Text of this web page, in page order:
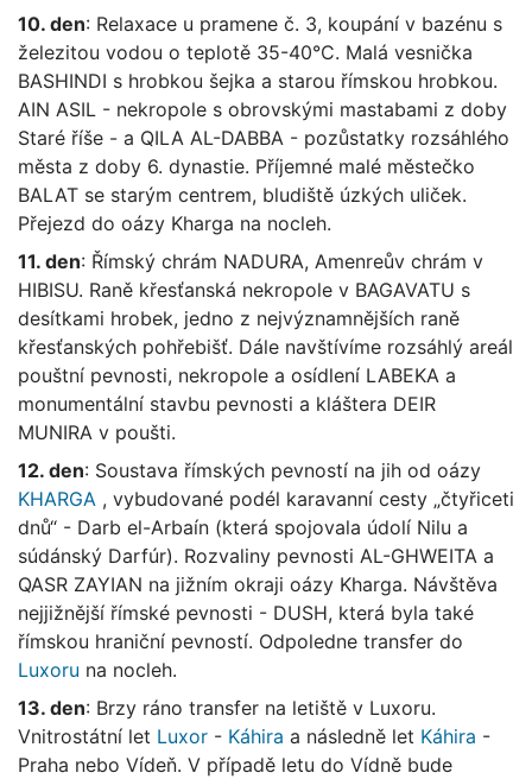
10. den: Relaxace u pramene č. 3, koupání v bazénu s
železitou vodou o teplotě 35-40°C. Malá vesnička
BASHINDI s hrobkou šejka a starou římskou hrobkou.
AIN ASIL - nekropole s obrovskými mastabami z doby
Staré říše - a QILA AL-DABBA - pozůstatky rozsáhlého
města z doby 6. dynastie. Příjemné malé městečko
BALAT se starým centrem, bludiště úzkých uliček.
Přejezd do oázy Kharga na nocleh.
11. den: Římský chrám NADURA, Amenreův chrám v
HIBISU. Raně křesťanská nekropole v BAGAVATU s
desítkami hrobek, jedno z nejvýznamnějších raně
křesťanských pohřebišť. Dále navštívíme rozsáhlý areál
pouštní pevnosti, nekropole a osídlení LABEKA a
monumentální stavbu pevnosti a kláštera DEIR
MUNIRA v poušti.
12. den: Soustava římských pevností na jih od oázy
KHARGA , vybudované podél karavanní cesty „čtyřiceti
dnů“ - Darb el-Arbaín (která spojovala údolí Nilu a
súdánský Darfúr). Rozvaliny pevnosti AL-GHWEITA a
QASR ZAYIAN na jižním okraji oázy Kharga. Návštěva
nejjižnější římské pevnosti - DUSH, která byla také
římskou hraniční pevností. Odpoledne transfer do
Luxoru na nocleh.
13. den: Brzy ráno transfer na letiště v Luxoru.
Vnitrostátní let Luxor - Káhira a následně let Káhira -
Praha nebo Vídeň. V případě letu do Vídně bude